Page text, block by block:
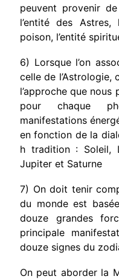
peuvent provenir
l’entité des Astres,
poison, l’entité
6) Lorsque l’on
celle de l’Astrologie,
l’approche que
pour chaque
manifestations
en fonction de la
h tradition : Soleil,
Jupiter et Saturne
7) On doit tenir
du monde est
douze grandes
principale
douze signes du
On peut aborder la